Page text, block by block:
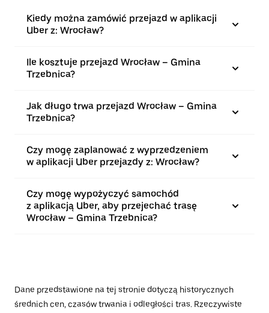
Kiedy można zamówić przejazd w aplikacji
Uber z: Wrocław?
Ile kosztuje przejazd Wrocław – Gmina
Trzebnica?
Jak długo trwa przejazd Wrocław – Gmina
Trzebnica?
Czy mogę zaplanować z wyprzedzeniem
w aplikacji Uber przejazdy z: Wrocław?
Czy mogę wypożyczyć samochód
z aplikacją Uber, aby przejechać trasę
Wrocław – Gmina Trzebnica?
Dane przedstawione na tej stronie dotyczą historycznych
średnich cen, czasów trwania i odległości tras. Rzeczywiste